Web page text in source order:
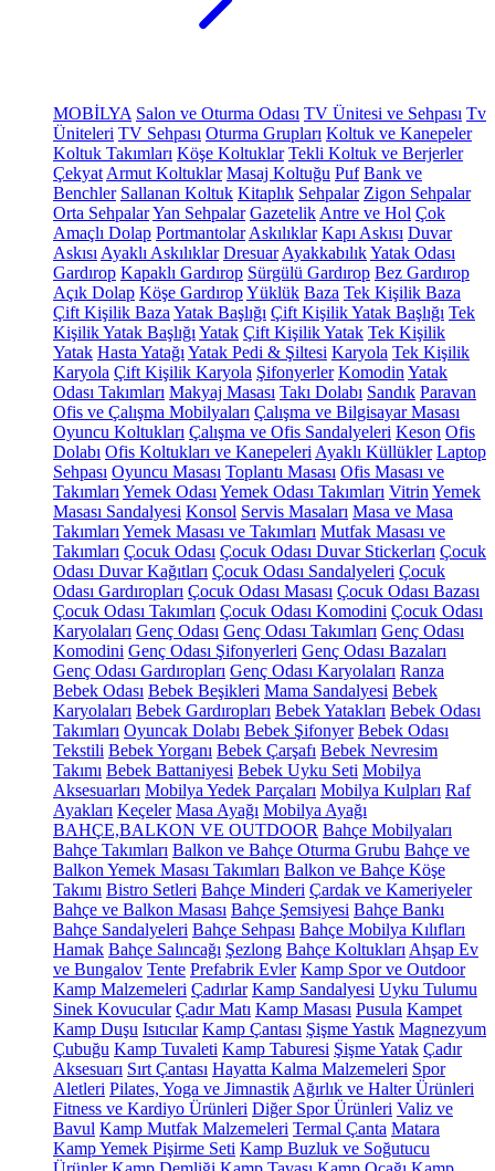
MOBİLYA Salon ve Oturma Odası TV Ünitesi ve Sehpası Tv
Üniteleri TV Sehpası Oturma Grupları Koltuk ve Kanepeler
Koltuk Takımları Köşe Koltuklar Tekli Koltuk ve Berjerler
Çekyat Armut Koltuklar Masaj Koltuğu Puf Bank ve
Benchler Sallanan Koltuk Kitaplık Sehpalar Zigon Sehpalar
Orta SehpalarYan Sehpalar Gazetelik Antre ve Hol Çok
Amaçlı Dolap Portmantolar Askılıklar Kapı Askısı Duvar
Askısı Ayaklı Askılıklar Dresuar AyakkabılıkYatak Odası
Gardırop Kapaklı Gardırop Sürgülü Gardırop Bez Gardırop
Açık Dolap Köşe GardıropYüklük Baza Tek Kişilik Baza
Çift Kişilik Baza Yatak Başlığı Çift Kişilik Yatak Başlığı Tek
Kişilik Yatak Başlığı Yatak Çift Kişilik Yatak Tek Kişilik
Yatak Hasta Yatağı Yatak Pedi & Şiltesi Karyola Tek Kişilik
Karyola Çift Kişilik Karyola Şifonyerler Komodin Yatak
Odası Takımları Makyaj Masası Takı Dolabı Sandık Paravan
Ofis ve Çalışma Mobilyaları Çalışma ve Bilgisayar Masası
Oyuncu Koltukları Çalışma ve Ofis Sandalyeleri Keson Ofis
Dolabı Ofis Koltukları ve Kanepeleri Ayaklı Küllükler Laptop
Sehpası Oyuncu Masası Toplantı Masası Ofis Masası ve
Takımları Yemek Odası Yemek Odası Takımları Vitrin Yemek
Masası Sandalyesi Konsol Servis Masaları Masa ve Masa
Takımları Yemek Masası ve Takımları Mutfak Masası ve
Takımları Çocuk Odası Çocuk Odası Duvar Stickerları Çocuk
Odası Duvar Kağıtları Çocuk Odası Sandalyeleri Çocuk
Odası Gardıropları Çocuk Odası Masası Çocuk Odası Bazası
Çocuk Odası Takımları Çocuk Odası Komodini Çocuk Odası
Karyolaları Genç Odası Genç Odası Takımları Genç Odası
Komodini Genç Odası Şifonyerleri Genç Odası Bazaları
Genç Odası Gardıropları Genç Odası Karyolaları Ranza
Bebek Odası Bebek Beşikleri Mama Sandalyesi Bebek
Karyolaları Bebek Gardıropları Bebek Yatakları Bebek Odası
Takımları Oyuncak Dolabı Bebek Şifonyer Bebek Odası
Tekstili Bebek Yorganı Bebek Çarşafı Bebek Nevresim
Takımı Bebek Battaniyesi Bebek Uyku Seti Mobilya
Aksesuarları Mobilya Yedek Parçaları Mobilya Kulpları Raf
Ayakları Keçeler Masa Ayağı Mobilya Ayağı
BAHÇE,BALKON VE OUTDOOR Bahçe Mobilyaları
Bahçe Takımları Balkon ve Bahçe Oturma Grubu Bahçe ve
Balkon Yemek Masası Takımları Balkon ve Bahçe Köşe
Takımı Bistro Setleri Bahçe Minderi Çardak ve Kameriyeler
Bahçe ve Balkon Masası Bahçe Şemsiyesi Bahçe Bankı
Bahçe Sandalyeleri Bahçe Sehpası Bahçe Mobilya Kılıfları
Hamak Bahçe Salıncağı Şezlong Bahçe Koltukları Ahşap Ev
ve Bungalov Tente Prefabrik Evler Kamp Spor ve Outdoor
Kamp Malzemeleri Çadırlar Kamp Sandalyesi Uyku Tulumu
Sinek Kovucular Çadır Matı Kamp Masası Pusula Kampet
Kamp Duşu Isıtıcılar Kamp Çantası Şişme Yastık Magnezyum
Çubuğu Kamp Tuvaleti Kamp Taburesi Şişme Yatak Çadır
Aksesuarı Sırt Çantası Hayatta Kalma Malzemeleri Spor
Aletleri Pilates, Yoga ve Jimnastik Ağırlık ve Halter Ürünleri
Fitness ve Kardiyo Ürünleri Diğer Spor Ürünleri Valiz ve
Bavul Kamp Mutfak Malzemeleri Termal Çanta Matara
Kamp Yemek Pişirme Seti Kamp Buzluk ve Soğutucu